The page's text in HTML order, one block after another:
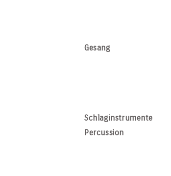
Gesang
Schlaginstrumente
Percussion